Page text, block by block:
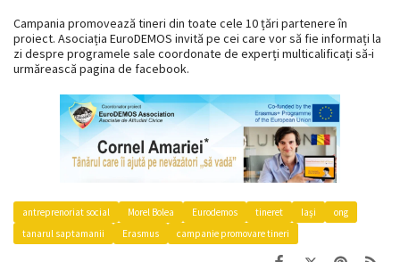
Campania promovează tineri din toate cele 10 țări partenere în
proiect. Asociația EuroDEMOS invită pe cei care vor să fie informați la
zi despre programele sale coordonate de experți multicalificați să-i
urmărească pagina de facebook.
antreprenoriat social Morel Bolea Eurodemos tineret Iaşi
ong
tanarul saptamanii
Erasmus campanie promovare tineri